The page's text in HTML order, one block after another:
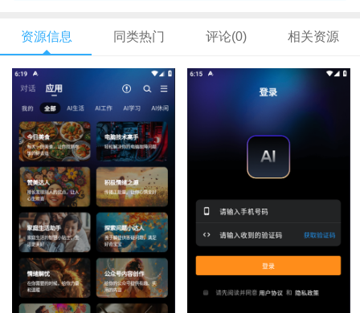
资源信息 同类热门 评论(0) 相关资源